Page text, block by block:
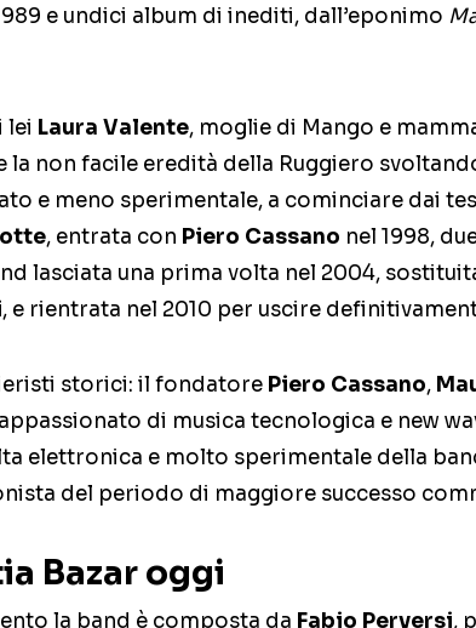
e undici album di inediti, dall’eponimo
lei Laura Valente, moglie di Mango e
la non facile eredità della Ruggiero
e meno sperimentale, a cominciare dai
, entrata con Piero Cassano nel 1998,
lasciata una prima volta nel 2004,
, e rientrata nel 2010 per uscire
storici: il fondatore Piero Cassano,
di musica tecnologica e new
elettronica e molto sperimentale della
del periodo di maggiore successo
Bazar oggi
la band è composta da Fabio Perversi,